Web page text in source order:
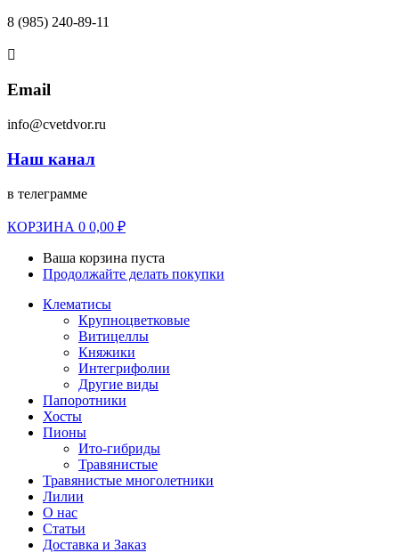
8 (985) 240-89-11
Email
info@cvetdvor.ru
Наш канал
в телеграмме
КОРЗИНА 0 0,00 ₽
Ваша корзина пуста
Продолжайте делать покупки
Клематисы
Крупноцветковые
Витицеллы
Княжики
Интегрифолии
Другие виды
Папоротники
Хосты
Пионы
Ито-гибриды
Травянистые
Травянистые многолетники
Лилии
О нас
Статьи
Доставка и Заказ